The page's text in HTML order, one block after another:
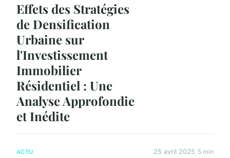
Effets des Stratégies
de Densification
Urbaine sur
l'Investissement
Immobilier
Résidentiel : Une
Analyse Approfondie
et Inédite
ACTU 25 avril 2025 5 min